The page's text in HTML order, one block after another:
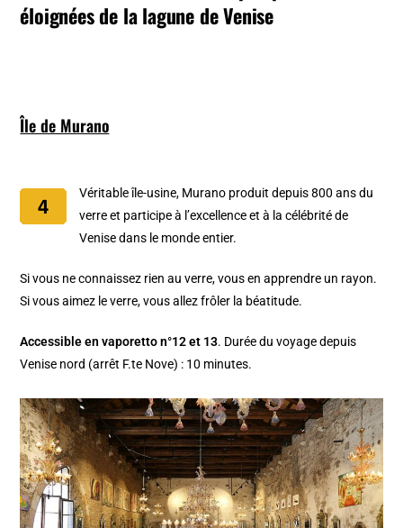
éloignées de la lagune de Venise
Île de Murano
Véritable île-usine, Murano produit depuis 800 ans du
verre et participe à l’excellence et à la célébrité de
Venise dans le monde entier.
Si vous ne connaissez rien au verre, vous en apprendre un rayon.
Si vous aimez le verre, vous allez frôler la béatitude.
Accessible en vaporetto n°12 et 13. Durée du voyage depuis
Venise nord (arrêt F.te Nove) : 10 minutes.